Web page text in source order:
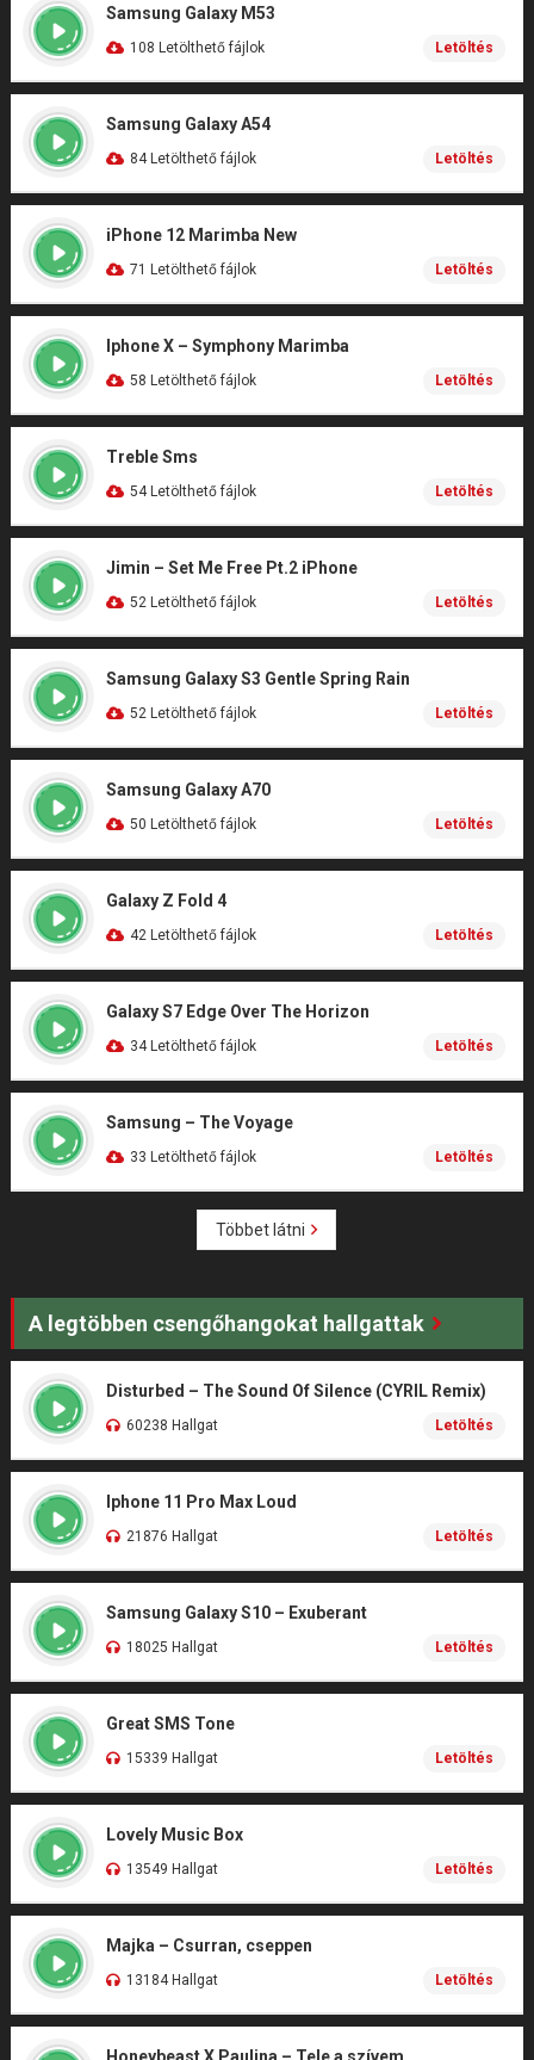
Samsung Galaxy M53
108 Letölthető fájlok Letöltés
Samsung Galaxy A54
84 Letölthető fájlok Letöltés
iPhone 12 Marimba New
71 Letölthető fájlok Letöltés
Iphone X – Symphony Marimba
58 Letölthető fájlok Letöltés
Treble Sms
54 Letölthető fájlok Letöltés
Jimin – Set Me Free Pt.2 iPhone
52 Letölthető fájlok Letöltés
Samsung Galaxy S3 Gentle Spring Rain
52 Letölthető fájlok Letöltés
Samsung Galaxy A70
50 Letölthető fájlok Letöltés
Galaxy Z Fold 4
42 Letölthető fájlok Letöltés
Galaxy S7 Edge Over The Horizon
34 Letölthető fájlok Letöltés
Samsung – The Voyage
33 Letölthető fájlok Letöltés
Többet látni
A legtöbben csengőhangokat hallgattak
Disturbed – The Sound Of Silence (CYRIL Remix)
60238 Hallgat Letöltés
Iphone 11 Pro Max Loud
21876 Hallgat Letöltés
Samsung Galaxy S10 – Exuberant
18025 Hallgat Letöltés
Great SMS Tone
15339 Hallgat Letöltés
Lovely Music Box
13549 Hallgat Letöltés
Majka – Csurran, cseppen
13184 Hallgat Letöltés